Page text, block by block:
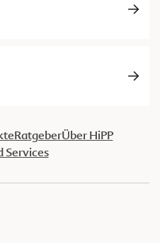
RatgeberÜber HiPP
Services